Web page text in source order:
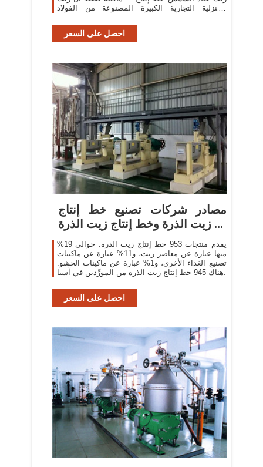
المنزلية التجارية الكبيرة المصنوعة من الفولاذ
احصل على السعر
مصادر شركات تصنيع خط إنتاج
زيت الذرة وخط إنتاج زيت الذرة ...
يقدم منتجات 953 خط إنتاج زيت الذرة. حوالي 19%
منها عبارة عن معاصر زيت، و11% عبارة عن ماكينات
تصنيع الغذاء الأخرى، و1% عبارة عن ماكينات الحشو.
هناك 945 خط إنتاج زيت الذرة من المورِّدين في آسيا.
احصل على السعر